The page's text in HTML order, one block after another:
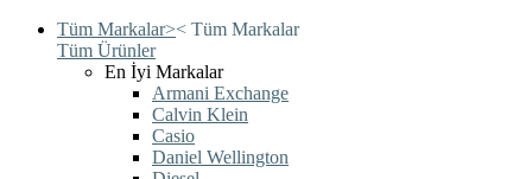
Tüm Markalar>< Tüm Markalar
Tüm Ürünler
En İyi Markalar
Armani Exchange
Calvin Klein
Casio
Daniel Wellington